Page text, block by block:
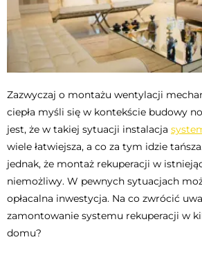
Zazwyczaj o montażu wentylacji
ciepła myśli się w kontekście budowy
jest, że w takiej sytuacji instalacja
wiele łatwiejsza, a co za tym idzie
jednak, że montaż rekuperacji w
niemożliwy. W pewnych sytuacjach
opłacalna inwestycja. Na co zwrócić
zamontowanie systemu rekuperacji w
domu?